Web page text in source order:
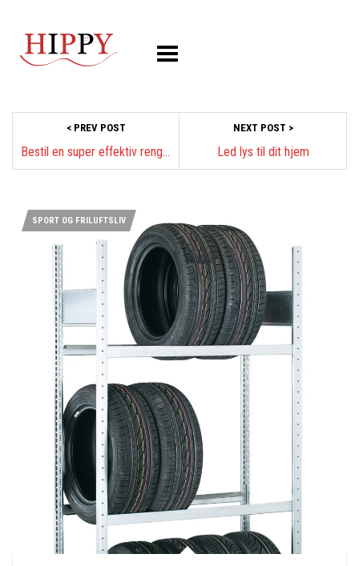
< PREV POST
Bestil en super effektiv rengøring hos Revidan!
NEXT POST >
Led lys til dit hjem
SPORT OG FRILUFTSLIV